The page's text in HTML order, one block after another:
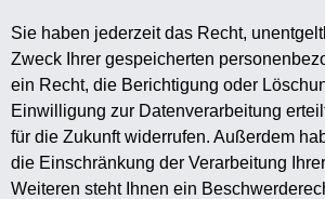
Sie haben jederzeit das Recht,
Zweck Ihrer gespeicherten
ein Recht, die Berichtigung oder
Einwilligung zur Datenverarbeitung
für die Zukunft widerrufen. Außerdem
die Einschränkung der Verarbeitung
Weiteren steht Ihnen ein